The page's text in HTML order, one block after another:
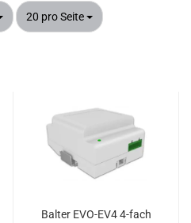
20 pro Seite
pro Seite
Balter EVO-EV4 4-fach